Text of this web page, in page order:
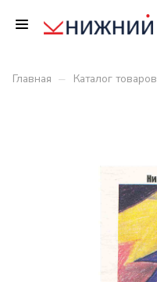
Главная – Каталог товаров